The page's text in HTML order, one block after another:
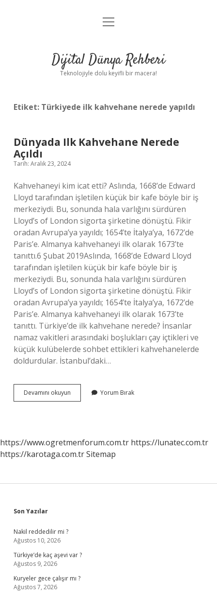
Anasayfa
Yasal Uyarı
menüyü
Dijital Dünya Rehberi
Teknolojiyle dolu keyifli bir macera!
Etiket: Türkiyede ilk kahvehane nerede yapıldı
Dünyada Ilk Kahvehane Nerede
Açıldı
Tarih: Aralık 23, 2024
Kahvehaneyi kim icat etti? Aslında, 1668’de Edward
Lloyd tarafından işletilen küçük bir kafe böyle bir iş
merkeziydi. Bu, sonunda hala varlığını sürdüren
Lloyd’s of London sigorta şirketine dönüştü. Fikir
oradan Avrupa’ya yayıldı; 1654’te İtalya’ya, 1672’de
Paris’e. Almanya kahvehaneyi ilk olarak 1673’te
tanıttı.6 Şubat 2019Aslında, 1668’de Edward Lloyd
tarafından işletilen küçük bir kafe böyle bir iş
merkeziydi. Bu, sonunda hala varlığını sürdüren
Lloyd’s of London sigorta şirketine dönüştü. Fikir
oradan Avrupa’ya yayıldı; 1654’te İtalya’ya, 1672’de
Paris’e. Almanya kahvehaneyi ilk olarak 1673’te
tanıttı. Türkiye’de ilk kahvehane nerede? İnsanlar
namaz vakitleri arasındaki boşlukları çay içtikleri ve
küçük kulübelerde sohbet ettikleri kahvehanelerde
doldurdular. İstanbul’daki…
Devamını okuyun Dünyada
Ilk
Yorum Bırak
https://www.ogretmenforum.com.tr https://lunatec.com.tr
https://karotaga.com.trSitemap
Sidebar
Son Yazılar
Nakil reddedilir mi ?
Ağustos 10, 2026
Türkiye’de kaç aşevi var ?
Ağustos 9, 2026
Kuryeler gece çalışır mı ?
Ağustos 7, 2026